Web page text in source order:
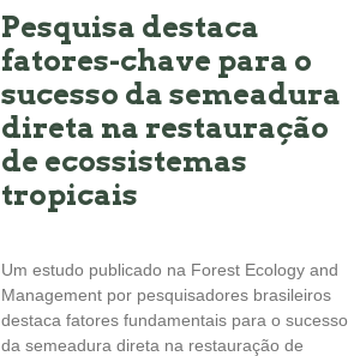
Pesquisa destaca
fatores-chave para o
sucesso da semeadura
direta na restauração
de ecossistemas
tropicais
Um estudo publicado na Forest Ecology and
Management por pesquisadores brasileiros
destaca fatores fundamentais para o sucesso
da semeadura direta na restauração de